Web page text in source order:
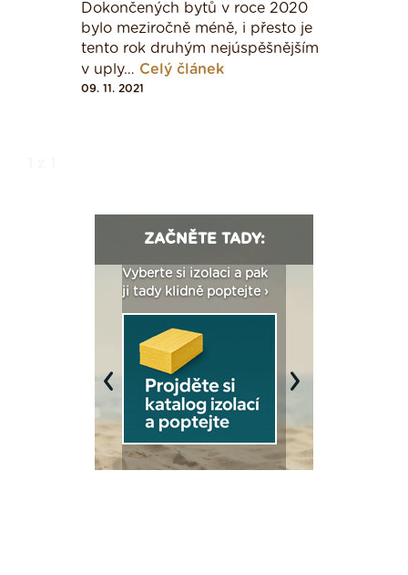
Dokončených bytů v roce 2020
bylo meziročně méně, i přesto je
tento rok druhým nejúspěšnějším
v uply… Celý článek
09. 11. 2021
ZAČNĚTE TADY:
Vyberte si izolaci a pak
ji tady klidně poptejte ›
Previous Next